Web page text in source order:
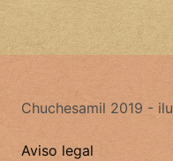
Chuchesamil 2019 -
Aviso legal